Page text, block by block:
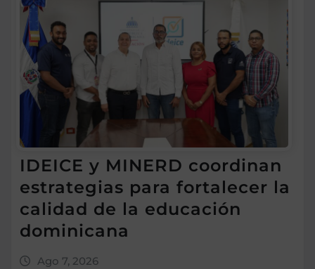
IDEICE y MINERD coordinan
estrategias para fortalecer la
calidad de la educación
dominicana
Ago 7, 2026